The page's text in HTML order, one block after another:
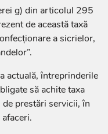
g) din articolul 295
de această taxă
a sicrielor,
actuală, întreprinderile
să achite taxa
prestări servicii, în